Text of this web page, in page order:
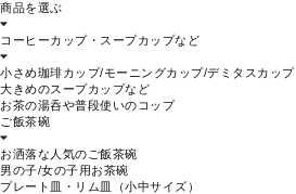
商品を選ぶ
コーヒーカップ・スープカップなど
小さめ珈琲カップ/モーニングカップ/デミタスカップ
大きめのスープカップなど
お茶の湯呑や普段使いのコップ
ご飯茶碗
お洒落な人気のご飯茶碗
男の子/女の子用お茶碗
プレート皿・リム皿（小中サイズ）